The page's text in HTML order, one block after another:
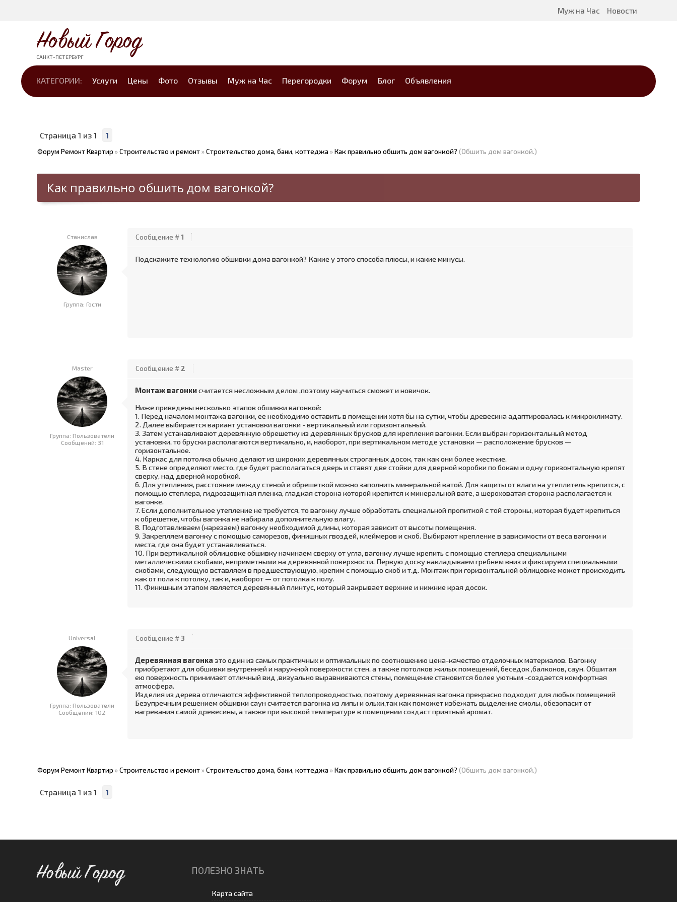
Муж на Час Новости
Новый Город
САНКТ-ПЕТЕРБУРГ
КАТЕГОРИИ: Услуги Цены Фото Отзывы Муж на Час Перегородки Форум Блог Объявления
Страница 1 из 1 1
Форум Ремонт Квартир »Строительство и ремонт»Строительство дома, бани, коттеджа »Как правильно обшить дом вагонкой? (Обшить дом вагонкой.)
Как правильно обшить дом вагонкой?
Станислав
Группа: Гости
Сообщение #1
Подскажите технологию обшивки дома вагонкой? Какие у этого способа плюсы, и какие минусы.
Master
Группа: Пользователи
Сообщений: 31
Сообщение # 2
Монтаж вагонкисчитается несложным делом ,поэтому научиться сможет и новичок.
Ниже приведены несколько этапов обшивки вагонкой:
1. Перед началом монтажа вагонки, ее необходимо оставить в помещении хотя бы на сутки, чтобы древесина адаптировалась к микроклимату.
2. Далее выбирается вариант установки вагонки - вертикальный или горизонтальный.
3. Затем устанавливают деревянную обрешетку из деревянных брусков для крепления вагонки. Если выбран горизонтальный метод
установки, то бруски располагаются вертикально, и, наоборот, при вертикальном методе установки — расположение брусков —
горизонтальное.
4. Каркас для потолка обычно делают из широких деревянных строганных досок, так как они более жесткие.
5. В стене определяют место, где будет располагаться дверь и ставят две стойки для дверной коробки по бокам и одну горизонтальную крепят
сверху, над дверной коробкой.
6. Для утепления, расстояние между стеной и обрешеткой можно заполнить минеральной ватой. Для защиты от влаги на утеплитель крепится, с
помощью степлера, гидрозащитная пленка, гладкая сторона которой крепится к минеральной вате, а шероховатая сторона располагается к
вагонке.
7. Если дополнительное утепление не требуется, то вагонку лучше обработать специальной пропиткой с той стороны, которая будет крепиться
к обрешетке, чтобы вагонка не набирала дополнительную влагу.
8. Подготавливаем (нарезаем) вагонку необходимой длины, которая зависит от высоты помещения.
9. Закрепляем вагонку с помощью саморезов, финишных гвоздей, клеймеров и скоб. Выбирают крепление в зависимости от веса вагонки и
места, где она будет устанавливаться.
10. При вертикальной облицовке обшивку начинаем сверху от угла, вагонку лучше крепить с помощью степлера специальными
металлическими скобами, неприметными на деревянной поверхности. Первую доску накладываем гребнем вниз и фиксируем специальными
скобами, следующую вставляем в предшествующую, крепим с помощью скоб и т.д. Монтаж при горизонтальной облицовке может происходить
как от пола к потолку, так и, наоборот — от потолка к полу.
11. Финишным этапом является деревянный плинтус, который закрывает верхние и нижние края досок.
Universal
Группа: Пользователи
Сообщений: 102
Сообщение #3
Деревянная вагонка это один из самых практичных и оптимальных по соотношению цена-качество отделочных материалов. Вагонку
приобретают для обшивки внутренней и наружной поверхности стен, а также потолков жилых помещений, беседок ,балконов, саун. Обшитая
ею поверхность принимает отличный вид ,визуально выравниваются стены, помещение становится более уютным -создается комфортная
атмосфера.
Изделия из дерева отличаются эффективной теплопроводностью, поэтому деревянная вагонка прекрасно подходит для любых помещений
Безупречным решением обшивки саун считается вагонка из липы и ольхи,так как поможет избежать выделение смолы, обезопасит от
нагревания самой древесины, а также при высокой температуре в помещении создаст приятный аромат.
Форум Ремонт Квартир »Строительство и ремонт»Строительство дома, бани, коттеджа »Как правильно обшить дом вагонкой? (Обшить дом вагонкой.)
Страница 1 из 1 1
Новый Город ПОЛЕЗНО ЗНАТЬ
Карта сайта